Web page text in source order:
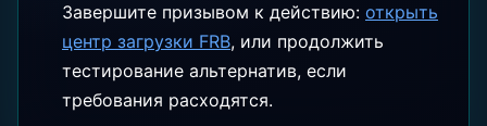
Завершите призывом к действию: открыть
центр загрузки FRB, или продолжить
тестирование альтернатив, если
требования расходятся.